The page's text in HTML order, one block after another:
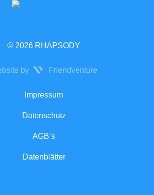
© 2026 RHAPSODY
by Friendventure
Impressum
Datenschutz
AGB’s
Datenblätter